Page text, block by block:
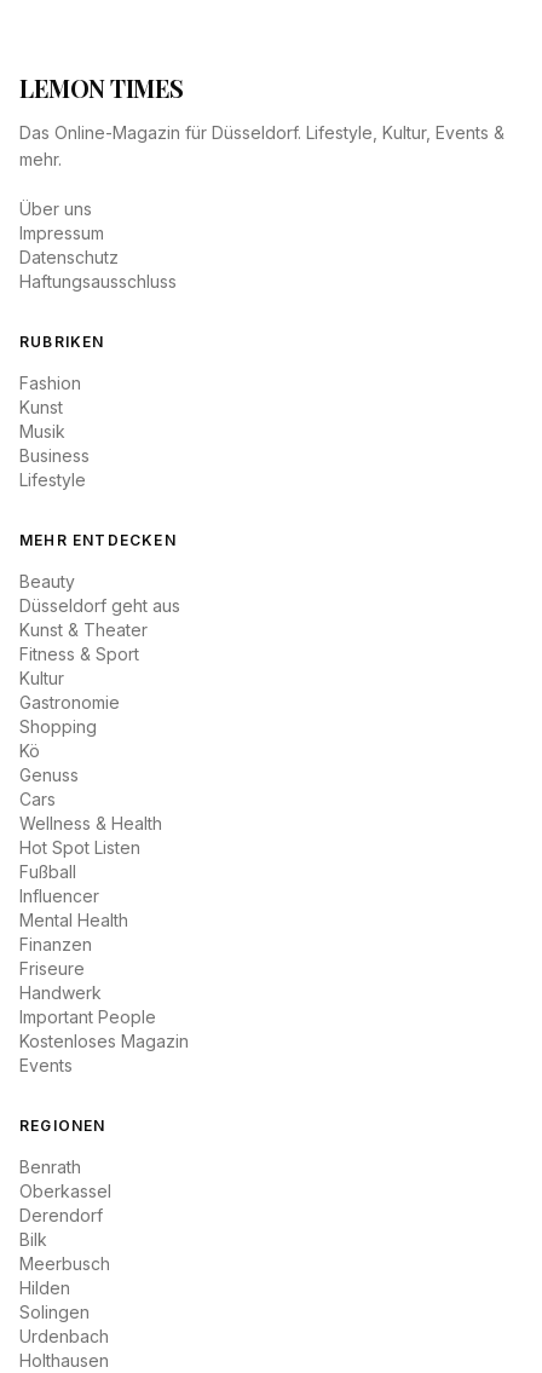
LEMON TIMES
Das Online-Magazin für Düsseldorf. Lifestyle, Kultur, Events &
mehr.
Über uns
Impressum
Datenschutz
Haftungsausschluss
RUBRIKEN
Fashion
Kunst
Musik
Business
Lifestyle
MEHR ENTDECKEN
Beauty
Düsseldorf geht aus
Kunst & Theater
Fitness & Sport
Kultur
Gastronomie
Shopping
Kö
Genuss
Cars
Wellness & Health
Hot Spot Listen
Fußball
Influencer
Mental Health
Finanzen
Friseure
Handwerk
Important People
Kostenloses Magazin
Events
REGIONEN
Benrath
Oberkassel
Derendorf
Bilk
Meerbusch
Hilden
Solingen
Urdenbach
Holthausen